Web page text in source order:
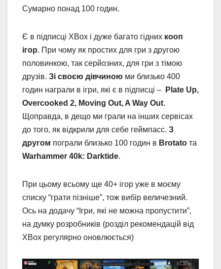
Сумарно понад 100 годин.
Є в підписці XBox і дуже багато гідних кооп
ігор. При чому як простих для гри з другою
половинкою, так серйозних, для гри з тімою
друзів. Зі своєю дівчиною ми близько 400
годин награли в ігри, які є в підписці –
Plate Up,
Overcooked 2, Moving Out, A Way Out.
Щоправда, в дещо ми грали на інших сервісах
до того, як відкрили для себе геймпасс. З
другом пограли близько 100 годин в Brotato та
Warhammer 40k: Darktide.
При цьому всьому ще 40+ ігор уже в моєму
списку “грати пізніше”, тож вибір величезний.
Ось на додачу “Ігри, які не можна пропустити”,
на думку розробників (розділ рекомендацій від
XBox регулярно оновлюється)